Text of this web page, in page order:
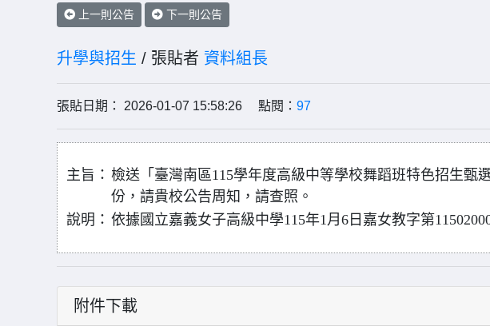
上一則公告 下一則公告
升學與招生 / 張貼者 資料組長
張貼日期： 2026-01-07 15:58:26 點閱： 97
主旨： 檢送「臺灣南區115學年度高級中等學校舞蹈班特色招生甄
份，請貴校公告周知，請查照。
說明： 依據國立嘉義女子高級中學115年1月6日嘉女教字第
附件下載